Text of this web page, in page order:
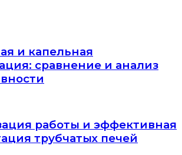
и капельная
сравнение и анализ
работы и эффективная
трубчатых печей